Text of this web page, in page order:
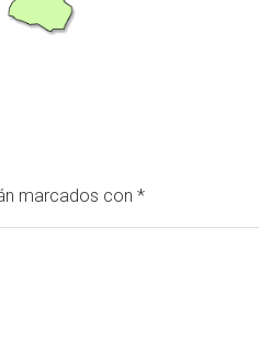
marcados con *